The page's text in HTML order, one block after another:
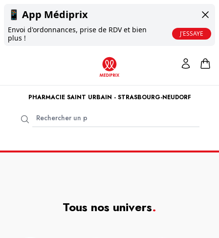
📱 App Médiprix
Envoi d'ordonnances, prise de RDV et bien
plus !
J'ESSAYE
PHARMACIE SAINT URBAIN - STRASBOURG-NEUDORF
Tous nos univers.